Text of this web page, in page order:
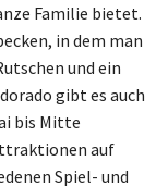
Familie bietet.
in dem man
und ein
gibt es auch
bis Mitte
auf
Spiel- und